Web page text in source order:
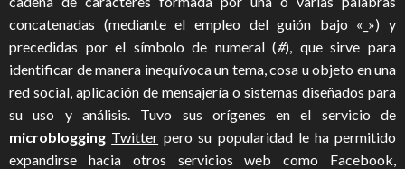
concatenadas (mediante el empleo del guión bajo «_») y
precedidas por el símbolo de numeral (#), que sirve para
identificar de manera inequívoca un tema, cosa u objeto en una
red social, aplicación de mensajería o sistemas diseñados para
su uso y análisis. Tuvo sus orígenes en el servicio de
microblogging Twitter pero su popularidad le ha permitido
expandirse hacia otros servicios web como Facebook,